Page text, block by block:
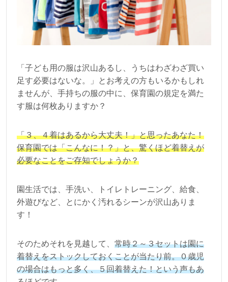
「子ども用の服は沢山あるし、うちはわざわざ買い
足す必要はないな。」とお考えの方もいるかもしれ
ませんが、手持ちの服の中に、保育園の規定を満た
す服は何枚ありますか？
「３、４着はあるから大丈夫！」と思ったあなた！
保育園では「こんなに！？」と、驚くほど着替えが
必要なことをご存知でしょうか？
園生活では、手洗い、トイレトレーニング、給食、
外遊びなど、とにかく汚れるシーンが沢山ありま
す！
そのためそれを見越して、 常時２～３セットは園に
着替えをストックしておくことが当たり前。０歳児
の場合はもっと多く、５回着替えた！という声もあ